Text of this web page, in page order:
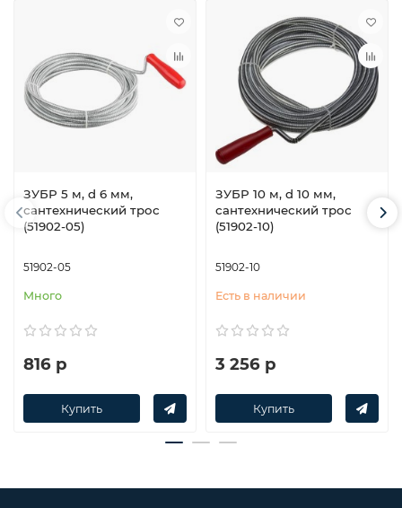
ЗУБР 5 м, d 6 мм,
сантехнический трос
(51902-05)
51902-05
Много
816 р
Купить
ЗУБР 10 м, d 10 мм,
сантехнический трос
(51902-10)
51902-10
Есть в наличии
3 256 р
Купить